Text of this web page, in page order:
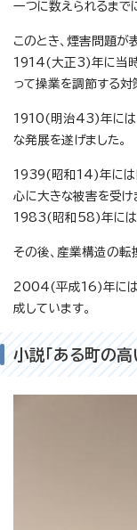
一つに数えられるまで
このとき、煙害問題が
1914(大正3)年に当時
って操業を調節する対
1910(明治43)年には
な発展を遂げました。
1939(昭和14)年には
心に大きな被害を受け
1983(昭和58)年には
その後、産業構造の転
2004(平成16)年には
成しています。
小説「ある町の高